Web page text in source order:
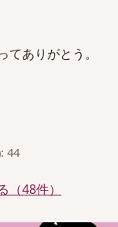
ありがとう。
44
（48件）